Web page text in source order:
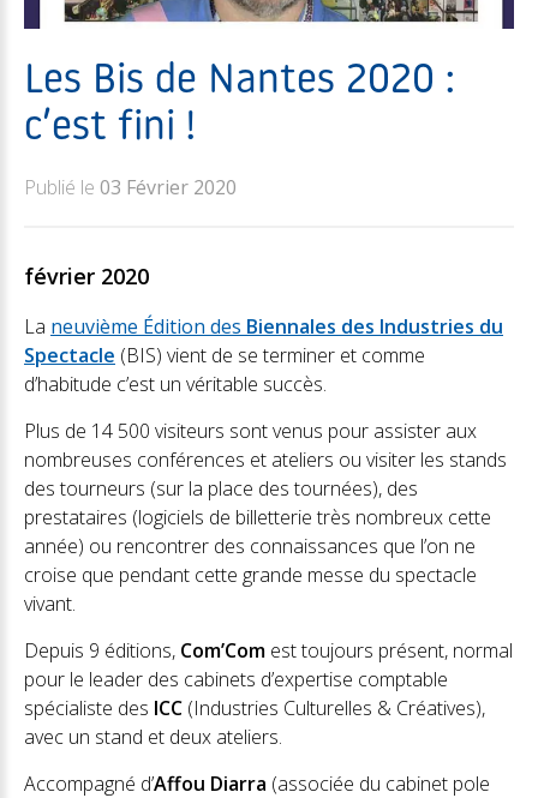
Les Bis de Nantes 2020 :
c’est fini !
Publié le 03 Février 2020
février 2020
La neuvième Édition des Biennales des Industries du
Spectacle (BIS) vient de se terminer et comme
d’habitude c’est un véritable succès.
Plus de 14 500 visiteurs sont venus pour assister aux
nombreuses conférences et ateliers ou visiter les stands
des tourneurs (sur la place des tournées), des
prestataires (logiciels de billetterie très nombreux cette
année) ou rencontrer des connaissances que l’on ne
croise que pendant cette grande messe du spectacle
vivant.
Depuis 9 éditions, Com’Com est toujours présent, normal
pour le leader des cabinets d’expertise comptable
spécialiste des ICC (Industries Culturelles & Créatives),
avec un stand et deux ateliers.
Accompagné d’Affou Diarra (associée du cabinet pole